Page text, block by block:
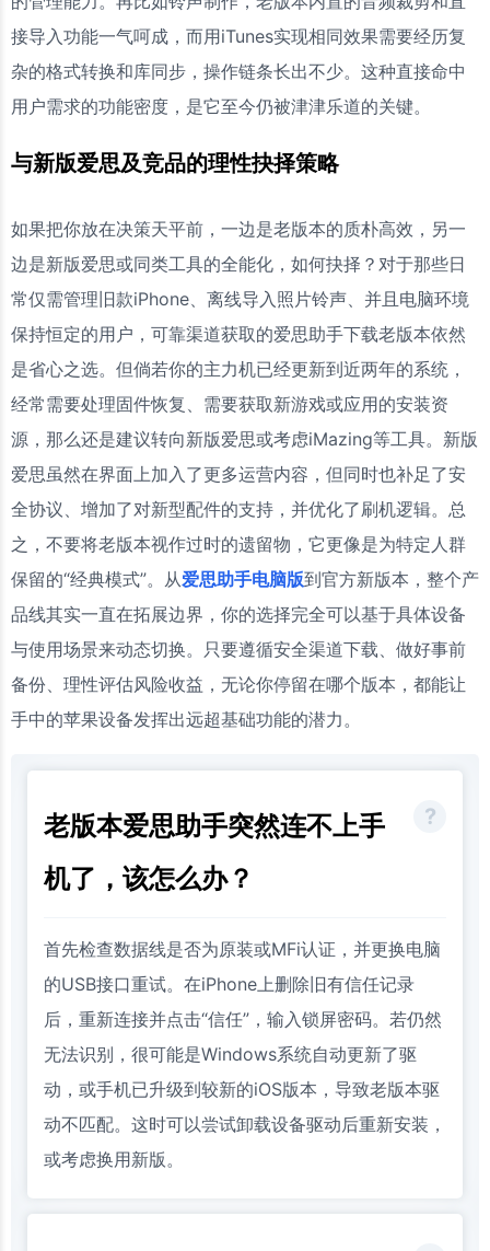
接导入功能一气呵成，而用iTunes实现相同效果需要经历复
杂的格式转换和库同步，操作链条长出不少。这种直接命中
用户需求的功能密度，是它至今仍被津津乐道的关键。
与新版爱思及竞品的理性抉择策略
如果把你放在决策天平前，一边是老版本的质朴高效，另一
边是新版爱思或同类工具的全能化，如何抉择？对于那些日
常仅需管理旧款iPhone、离线导入照片铃声、并且电脑环境
保持恒定的用户，可靠渠道获取的爱思助手下载老版本依然
是省心之选。但倘若你的主力机已经更新到近两年的系统，
经常需要处理固件恢复、需要获取新游戏或应用的安装资
源，那么还是建议转向新版爱思或考虑iMazing等工具。新版
爱思虽然在界面上加入了更多运营内容，但同时也补足了安
全协议、增加了对新型配件的支持，并优化了刷机逻辑。总
之，不要将老版本视作过时的遗留物，它更像是为特定人群
保留的“经典模式”。从爱思助手电脑版到官方新版本，整个产
品线其实一直在拓展边界，你的选择完全可以基于具体设备
与使用场景来动态切换。只要遵循安全渠道下载、做好事前
备份、理性评估风险收益，无论你停留在哪个版本，都能让
手中的苹果设备发挥出远超基础功能的潜力。
老版本爱思助手突然连不上手
机了，该怎么办？
首先检查数据线是否为原装或MFi认证，并更换电脑
的USB接口重试。在iPhone上删除旧有信任记录
后，重新连接并点击“信任”，输入锁屏密码。若仍然
无法识别，很可能是Windows系统自动更新了驱
动，或手机已升级到较新的iOS版本，导致老版本驱
动不匹配。这时可以尝试卸载设备驱动后重新安装，
或考虑换用新版。